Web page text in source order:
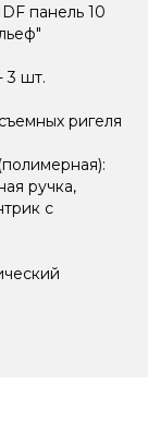
панель 10
3 шт.
ригеля
ручка,
с